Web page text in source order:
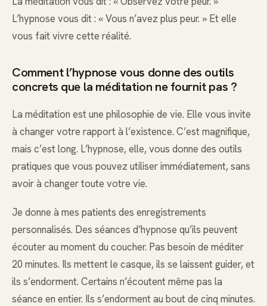
L’hypnose vous dit : « Vous n’avez plus peur. » Et elle
vous fait vivre cette réalité.
Comment l’hypnose vous donne des outils
concrets que la méditation ne fournit pas ?
La méditation est une philosophie de vie. Elle vous invite
à changer votre rapport à l’existence. C’est magnifique,
mais c’est long. L’hypnose, elle, vous donne des outils
pratiques que vous pouvez utiliser immédiatement, sans
avoir à changer toute votre vie.
Je donne à mes patients des enregistrements
personnalisés. Des séances d’hypnose qu’ils peuvent
écouter au moment du coucher. Pas besoin de méditer
20 minutes. Ils mettent le casque, ils se laissent guider, et
ils s’endorment. Certains n’écoutent même pas la
séance en entier. Ils s’endorment au bout de cinq minutes.